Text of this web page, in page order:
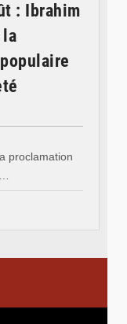
: Ibrahim
la
proclamation